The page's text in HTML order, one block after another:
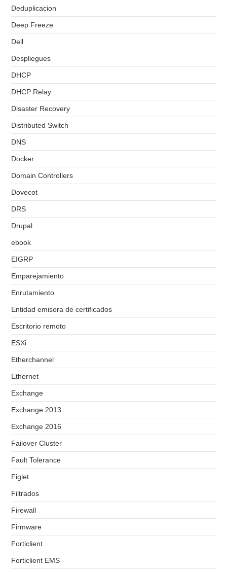
Deduplicacion
Deep Freeze
Dell
Despliegues
DHCP
DHCP Relay
Disaster Recovery
Distributed Switch
DNS
Docker
Domain Controllers
Dovecot
DRS
Drupal
ebook
EIGRP
Emparejamiento
Enrutamiento
Entidad emisora de certificados
Escritorio remoto
ESXi
Etherchannel
Ethernet
Exchange
Exchange 2013
Exchange 2016
Failover Cluster
Fault Tolerance
Figlet
Filtrados
Firewall
Firmware
Forticlient
Forticlient EMS